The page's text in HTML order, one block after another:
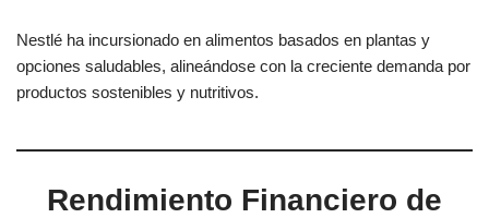
Nestlé ha incursionado en alimentos basados en plantas y
opciones saludables, alineándose con la creciente demanda por
productos sostenibles y nutritivos.
Rendimiento Financiero de